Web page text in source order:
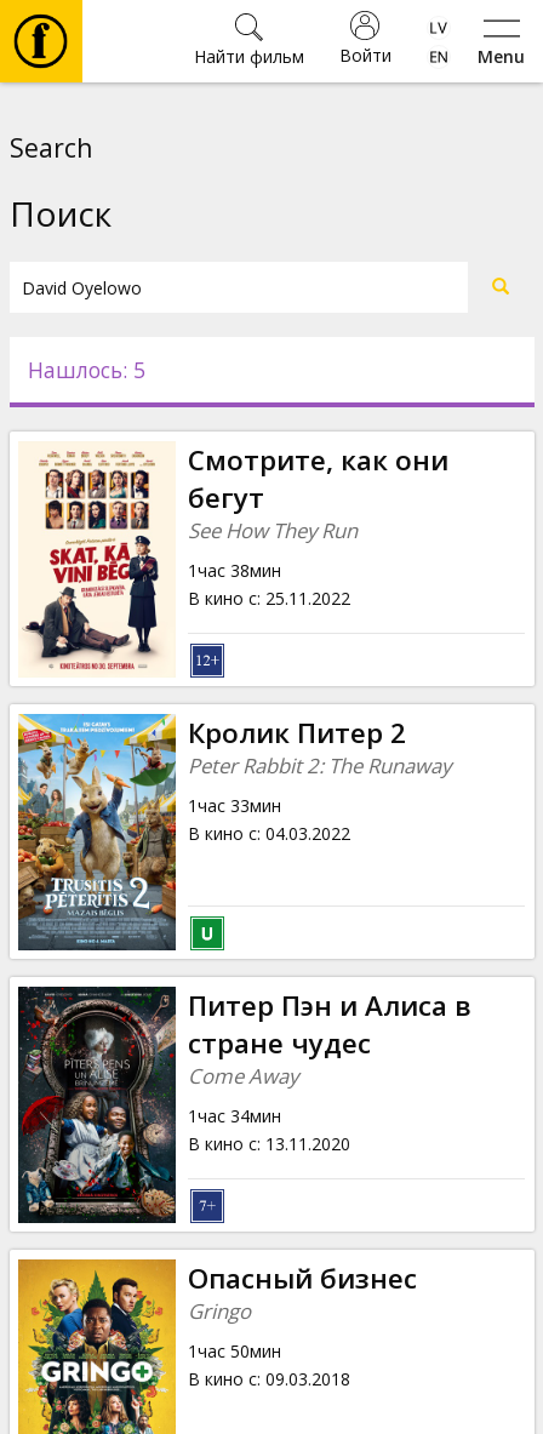
Menu
Войти
Найти фильм
Новости
Подарки
Кинозакуски
B2B
Клуб
Search
Поиск
Нашлось: 5
Смотрите, как они
бегут
See How They Run
1час 38мин
В кино с: 25.11.2022
Кролик Питер 2
Peter Rabbit 2: The Runaway
1час 33мин
В кино с: 04.03.2022
Питер Пэн и Алиса в
стране чудес
Come Away
1час 34мин
В кино с: 13.11.2020
Опасный бизнес
Gringo
1час 50мин
В кино с: 09.03.2018